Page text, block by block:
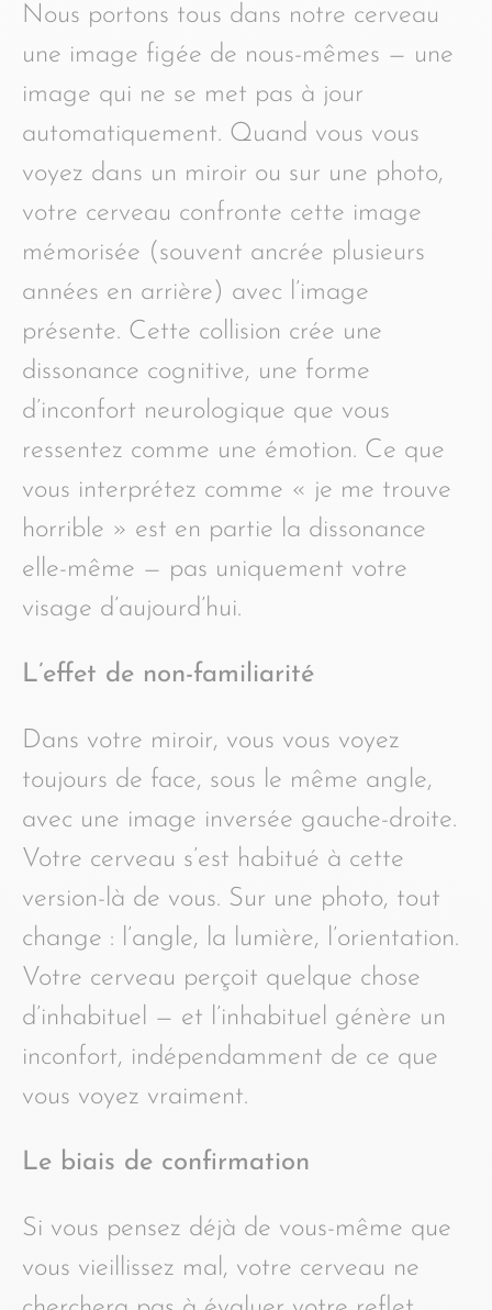
Nous portons tous dans notre cerveau
une image figée de nous-mêmes — une
image qui ne se met pas à jour
automatiquement. Quand vous vous
voyez dans un miroir ou sur une photo,
votre cerveau confronte cette image
mémorisée (souvent ancrée plusieurs
années en arrière) avec l’image
présente. Cette collision crée une
dissonance cognitive, une forme
d’inconfort neurologique que vous
ressentez comme une émotion. Ce que
vous interprétez comme « je me trouve
horrible » est en partie la dissonance
elle-même — pas uniquement votre
visage d’aujourd’hui.
L’effet de non-familiarité
Dans votre miroir, vous vous voyez
toujours de face, sous le même angle,
avec une image inversée gauche-droite.
Votre cerveau s’est habitué à cette
version-là de vous. Sur une photo, tout
change : l’angle, la lumière, l’orientation.
Votre cerveau perçoit quelque chose
d’inhabituel — et l’inhabituel génère un
inconfort, indépendamment de ce que
vous voyez vraiment.
Le biais de confirmation
Si vous pensez déjà de vous-même que
vous vieillissez mal, votre cerveau ne